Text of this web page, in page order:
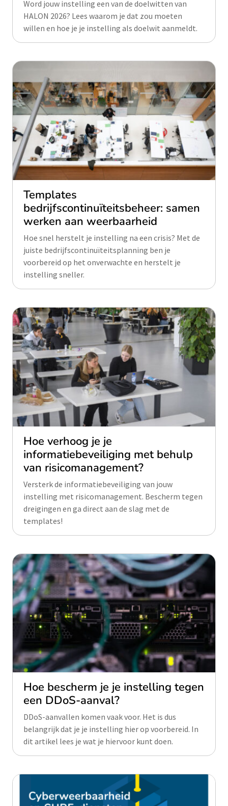
Word jouw instelling een van de doelwitten van
HALON 2026? Lees waarom je dat zou moeten
willen en hoe je je instelling als doelwit aanmeldt.
Templates
bedrijfscontinuïteitsbeheer: samen
werken aan weerbaarheid
Hoe snel herstelt je instelling na een crisis? Met de
juiste bedrijfscontinuïteitsplanning ben je
voorbereid op het onverwachte en herstelt je
instelling sneller.
Hoe verhoog je je
informatiebeveiliging met behulp
van risicomanagement?
Versterk de informatiebeveiliging van jouw
instelling met risicomanagement. Bescherm tegen
dreigingen en ga direct aan de slag met de
templates!
Hoe bescherm je je instelling tegen
een DDoS-aanval?
DDoS-aanvallen komen vaak voor. Het is dus
belangrijk dat je je instelling hier op voorbereid. In
dit artikel lees je wat je hiervoor kunt doen.